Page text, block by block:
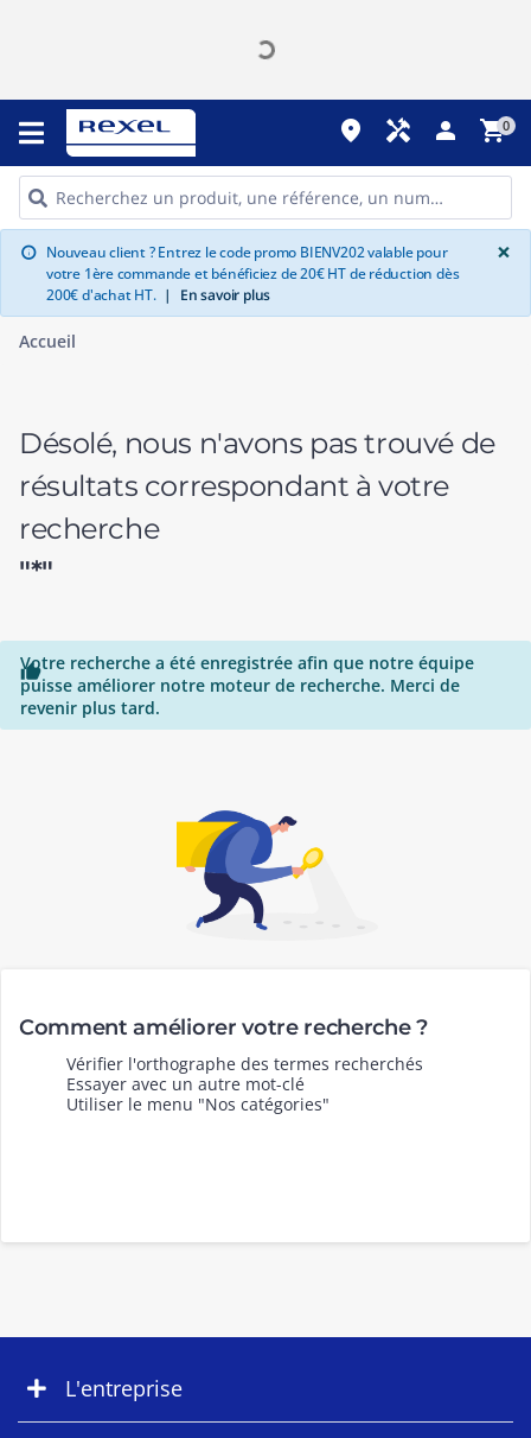
place handyman person shopping_cart0
info Nouveau client ? Entrez le code promo BIENV202 valable pour
votre 1ère commande et bénéficiez de 20€ HT de réduction dès
200€ d'achat HT. | En savoir plus
×
Accueil
Désolé, nous n'avons pas trouvé de
résultats correspondant à votre
recherche
"*"

Votre recherche a été enregistrée afin que notre équipe
puisse améliorer notre moteur de recherche. Merci de
revenir plus tard.
Comment améliorer votre recherche ?
Vérifier l'orthographe des termes recherchés
Essayer avec un autre mot-clé
Utiliser le menu "Nos catégories"
L'entreprise